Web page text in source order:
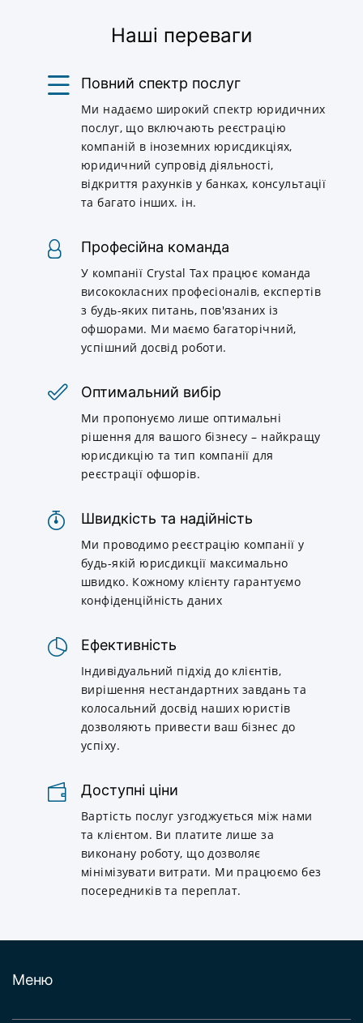
Наші переваги
Повний спектр послуг
Ми надаємо широкий спектр юридичних
послуг, що включають реєстрацію
компаній в іноземних юрисдикціях,
юридичний супровід діяльності,
відкриття рахунків у банках, консультації
та багато інших. ін.
Професійна команда
У компанії Crystal Tax працює команда
висококласних професіоналів, експертів
з будь-яких питань, пов'язаних із
офшорами. Ми маємо багаторічний,
успішний досвід роботи.
Оптимальний вибір
Ми пропонуємо лише оптимальні
рішення для вашого бізнесу – найкращу
юрисдикцію та тип компанії для
реєстрації офшорів.
Швидкість та надійність
Ми проводимо реєстрацію компанії у
будь-якій юрисдикції максимально
швидко. Кожному клієнту гарантуємо
конфіденційність даних
Ефективність
Індивідуальний підхід до клієнтів,
вирішення нестандартних завдань та
колосальний досвід наших юристів
дозволяють привести ваш бізнес до
успіху.
Доступні ціни
Вартість послуг узгоджується між нами
та клієнтом. Ви платите лише за
виконану роботу, що дозволяє
мінімізувати витрати. Ми працюємо без
посередників та переплат.
Меню